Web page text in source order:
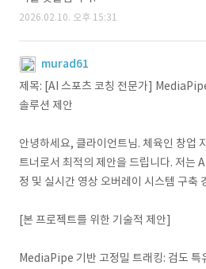
2026.02.10. 오후 15:31
murad61
제목: [AI 스포츠 코칭 전문가]
솔루션 제안
안녕하세요, 클라이언트님. 체육인 창업
트너로서 최적의 제안을 드립니다. 저는
정 및 실시간 영상 오버레이 시스템 구축
[본 프로젝트를 위한 기술적 제안]
MediaPipe 기반 고정밀 트래킹: 검도 특